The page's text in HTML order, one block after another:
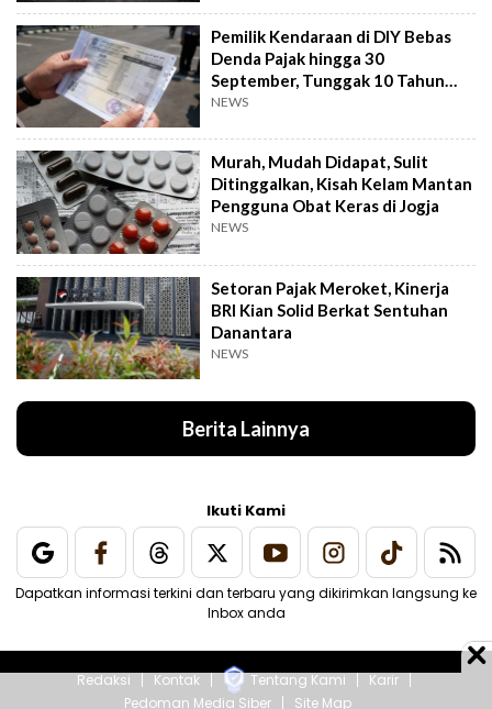
Pemilik Kendaraan di DIY Bebas
Denda Pajak hingga 30
September, Tunggak 10 Tahun
Cukup Bayar 5 Tahun
NEWS
Murah, Mudah Didapat, Sulit
Ditinggalkan, Kisah Kelam Mantan
Pengguna Obat Keras di Jogja
NEWS
Setoran Pajak Meroket, Kinerja
BRI Kian Solid Berkat Sentuhan
Danantara
NEWS
Berita Lainnya
Ikuti Kami
Dapatkan informasi terkini dan terbaru yang dikirimkan langsung ke
Inbox anda
Redaksi Kontak Tentang Kami
Karir
Pedoman Media Siber
Site Map